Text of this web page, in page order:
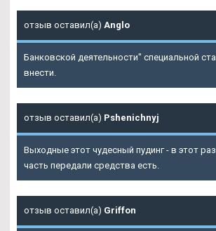
отзыв оставил(а) Anglo
Банковской деятельности" специальной
внести.
отзыв оставил(а) Pshenichnyj
Выходные этот чудесный пудинг - в этот
часть передали средства есть.
отзыв оставил(а) Griffon